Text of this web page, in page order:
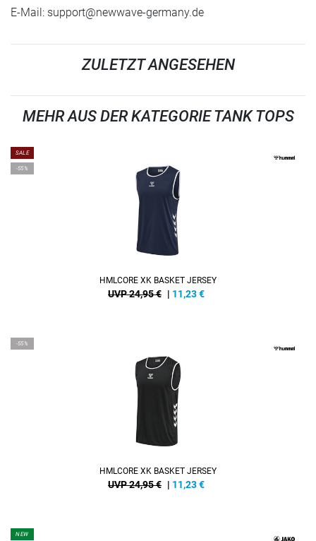
E-Mail: support@newwave-germany.de
ZULETZT ANGESEHEN
MEHR AUS DER KATEGORIE TANK TOPS
SALE
-55%
HMLCORE XK BASKET JERSEY
UVP 24,95 € | 11,23€
-55%
HMLCORE XK BASKET JERSEY
UVP 24,95 € | 11,23€
NEW